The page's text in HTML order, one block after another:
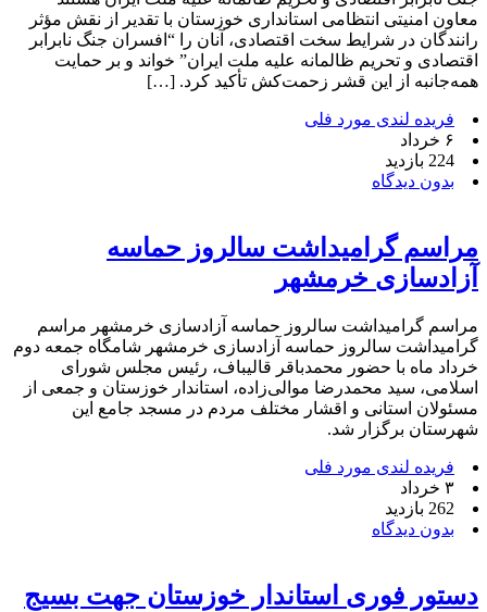
معاون امنیتی انتظامی استانداری خوزستان با تقدیر از نقش مؤثر
رانندگان در شرایط سخت اقتصادی، آنان را “افسران جنگ نابرابر
اقتصادی و تحریم ظالمانه علیه ملت ایران” خواند و بر حمایت
همه‌جانبه از این قشر زحمت‌کش تأکید کرد. […]
فریده لندی مورد فلی
۶ خرداد
224 بازدید
بدون دیدگاه
مراسم گرامیداشت سالروز حماسه
آزادسازی خرمشهر
مراسم گرامیداشت سالروز حماسه آزادسازی خرمشهر مراسم
گرامیداشت سالروز حماسه آزادسازی خرمشهر شامگاه جمعه دوم
خرداد ماه با حضور محمدباقر قالیباف، رئیس مجلس شورای
اسلامی، سید محمدرضا موالی‌زاده، استاندار خوزستان و جمعی از
مسئولان استانی و اقشار مختلف مردم در مسجد جامع این
شهرستان برگزار شد.
فریده لندی مورد فلی
۳ خرداد
262 بازدید
بدون دیدگاه
دستور فوری استاندار خوزستان جهت بسیج